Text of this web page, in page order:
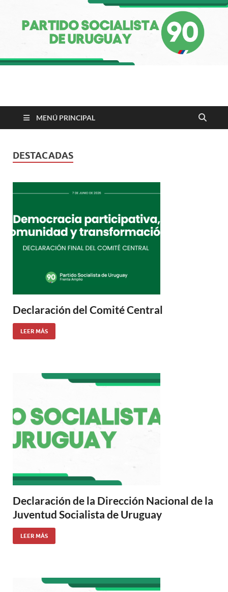
Partido Socialista de
Uruguay
MENÚ PRINCIPAL
DESTACADAS
Declaración del Comité Central
LEER MÁS
Declaración de la Dirección Nacional de la
Juventud Socialista de Uruguay
LEER MÁS